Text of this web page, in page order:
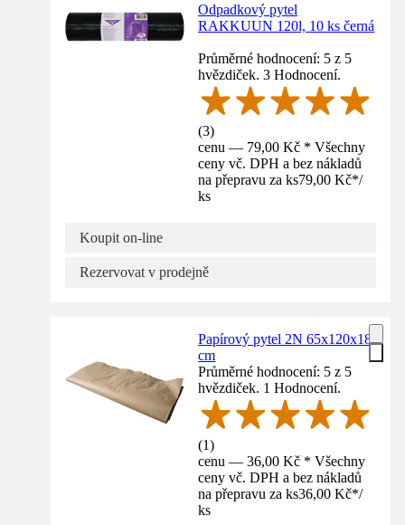
Odpadkový pytel
RAKKUUN 120l, 10 ks černá
Průměrné hodnocení: 5 z 5
hvězdiček. 3 Hodnocení.
(3)
cenu — 79,00 Kč * Všechny
ceny vč. DPH a bez nákladů
na přepravu za ks79,00 Kč*/
ks
Koupit on-line
Rezervovat v prodejně
Papírový pytel 2N 65x120x18
cm
Průměrné hodnocení: 5 z 5
hvězdiček. 1 Hodnocení.
(1)
cenu — 36,00 Kč * Všechny
ceny vč. DPH a bez nákladů
na přepravu za ks36,00 Kč*/
ks